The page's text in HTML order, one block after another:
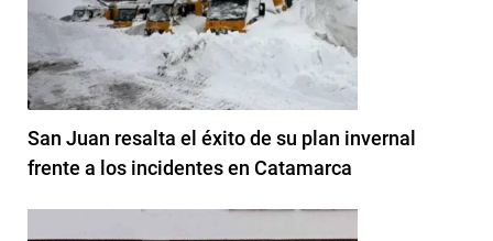
San Juan resalta el éxito de su plan invernal
frente a los incidentes en Catamarca